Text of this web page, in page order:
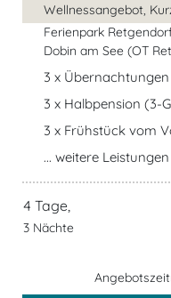
Wellnessangebot,
Ferienpark
Dobin am See (OT
3 x
3 x Halbpension (3-
3 x Frühstück vom
... weitere Leistungen
4 Tage,
3 Nächte